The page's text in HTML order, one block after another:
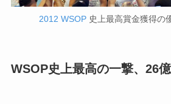
2012 WSOP 史上最高賞金獲得の
WSOP史上最高の一撃、26